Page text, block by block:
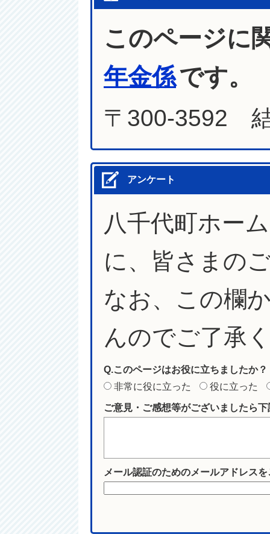
このページに
年金係です。
〒300-3592
アンケート
八千代町ホー
に、皆さまの
なお、この欄
んのでご了承
Q.このページはお役に立ちましたか？
非常に役に立った
役に立った
ご意見・ご感想等がございましたら
メール認証のためのメールアドレス